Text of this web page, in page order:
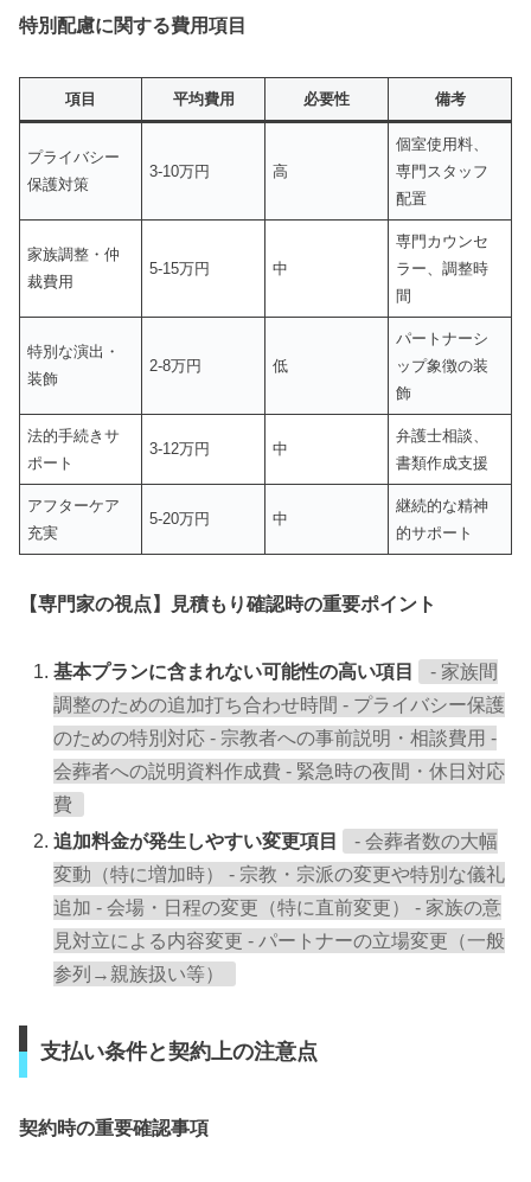
特別配慮に関する費用項目
項目 平均費用 必要性 備考
プライバシー
保護対策
3-10万円 高
個室使用料、
専門スタッフ
配置
家族調整・仲
裁費用
5-15万円 中
専門カウンセ
ラー、調整時
間
特別な演出・
装飾
2-8万円 低
パートナーシ
ップ象徴の装
飾
法的手続きサ
ポート
3-12万円 中
弁護士相談、
書類作成支援
アフターケア
充実
5-20万円 中
継続的な精神
的サポート
【専門家の視点】見積もり確認時の重要ポイント
基本プランに含まれない可能性の高い項目
- 家族間
調整のための追加打ち合わせ時間 - プライバシー保護
のための特別対応 - 宗教者への事前説明・相談費用 -
会葬者への説明資料作成費 - 緊急時の夜間・休日対応
費
追加料金が発生しやすい変更項目
- 会葬者数の大幅
変動（特に増加時） - 宗教・宗派の変更や特別な儀礼
追加 - 会場・日程の変更（特に直前変更） - 家族の意
見対立による内容変更 - パートナーの立場変更（一般
参列→親族扱い等）
支払い条件と契約上の注意点
契約時の重要確認事項